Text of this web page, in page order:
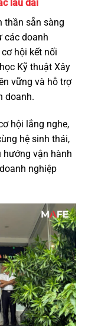
lâu dài
thần sẵn sàng
các doanh
hội kết nối
Kỹ thuật Xây
vững và hỗ trợ
doanh.
hội lắng nghe,
hệ sinh thái,
hướng vận hành
nghiệp